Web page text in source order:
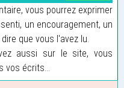
vous pourrez exprimer
un encouragement, un
que vous l'avez lu.
aussi sur le site, vous
écrits...